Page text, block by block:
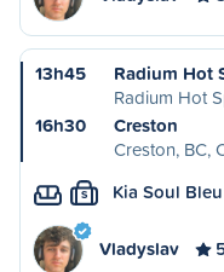
13h45
Radium Hot
Radium Hot
16h30
Creston
Creston, BC,
S Kia Soul
Vladyslav